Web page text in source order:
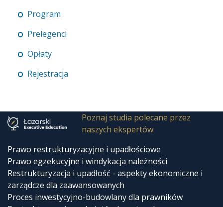
Program
Prelegenci
Opłaty
Rejestracja
Poznaj studia polecane przez
naszych ekspertów
Prawo restrukturyzacyjne i upadłościowe
Prawo egzekucyjne i windykacja należności
Restrukturyzacja i upadłość - aspekty ekonomiczne i
zarządcze dla zaawansowanych
Proces inwestycyjno-budowlany dla prawników